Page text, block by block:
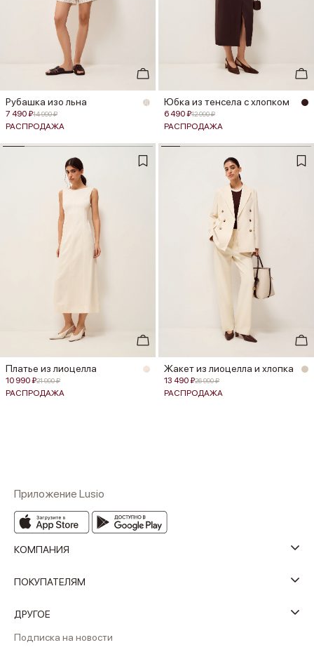
Рубашка изо льна
7 490 ₽14 990 ₽
РАСПРОДАЖА
Юбка из тенсела с хлопком
6 490 ₽12 990 ₽
РАСПРОДАЖА
Платье из лиоцелла
10 990 ₽21 990 ₽
РАСПРОДАЖА
Жакет из лиоцелла и хлопка
13 490 ₽26 990 ₽
РАСПРОДАЖА
Приложение Lusio
КОМПАНИЯ
ПОКУПАТЕЛЯМ
ДРУГОЕ
Подписка на новости